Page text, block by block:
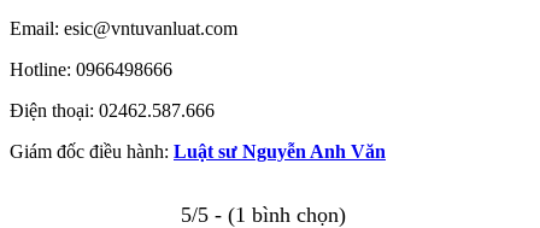
Email: esic@vntuvanluat.com
Hotline: 0966498666
Điện thoại: 02462.587.666
Giám đốc điều hành: Luật sư Nguyễn Anh Văn
5/5 - (1 bình chọn)